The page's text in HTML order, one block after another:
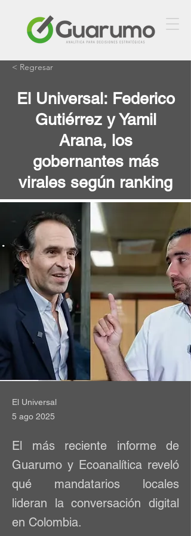
< Regresar
El Universal: Federico
Gutiérrez y Yamil
Arana, los
gobernantes más
virales según ranking
El Universal
5 ago 2025
El más reciente informe de
Guarumo y Ecoanalítica reveló
qué mandatarios locales
lideran la conversación digital
en Colombia.